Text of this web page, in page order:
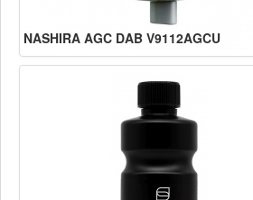
NASHIRA AGC DAB V9112AGCU